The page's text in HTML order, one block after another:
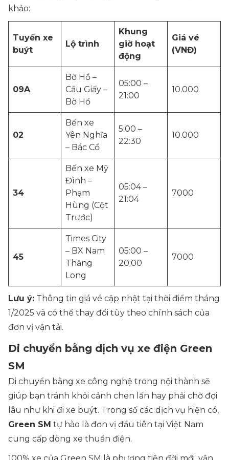
khảo:
Tuyến xe
buýt
Lộ trình
Khung
giờ hoạt
động
Giá vé
(VNĐ)
09A
Bờ Hồ –
Cầu Giấy –
Bờ Hồ
05:00 –
21:00
10.000
02
Bến xe
Yên Nghĩa
– Bác Cổ
5:00 –
22:30
10.000
34
Bến xe Mỹ
Đình –
Phạm
Hùng (Cột
Trước)
05:04 –
21:04
7000
45
Times City
– BX Nam
Thăng
Long
05:00 –
20:00
7000
Lưu ý: Thông tin giá vé cập nhật tại thời điểm tháng
1/2025 và có thể thay đổi tùy theo chính sách của
đơn vị vận tải.
Di chuyển bằng dịch vụ xe điện Green
SM
Di chuyển bằng xe công nghệ trong nội thành sẽ
giúp bạn tránh khỏi cảnh chen lấn hay phải chờ đợi
lâu như khi đi xe buýt. Trong số các dịch vụ hiện có,
Green SM tự hào là đơn vị đầu tiên tại Việt Nam
cung cấp dòng xe thuần điện.